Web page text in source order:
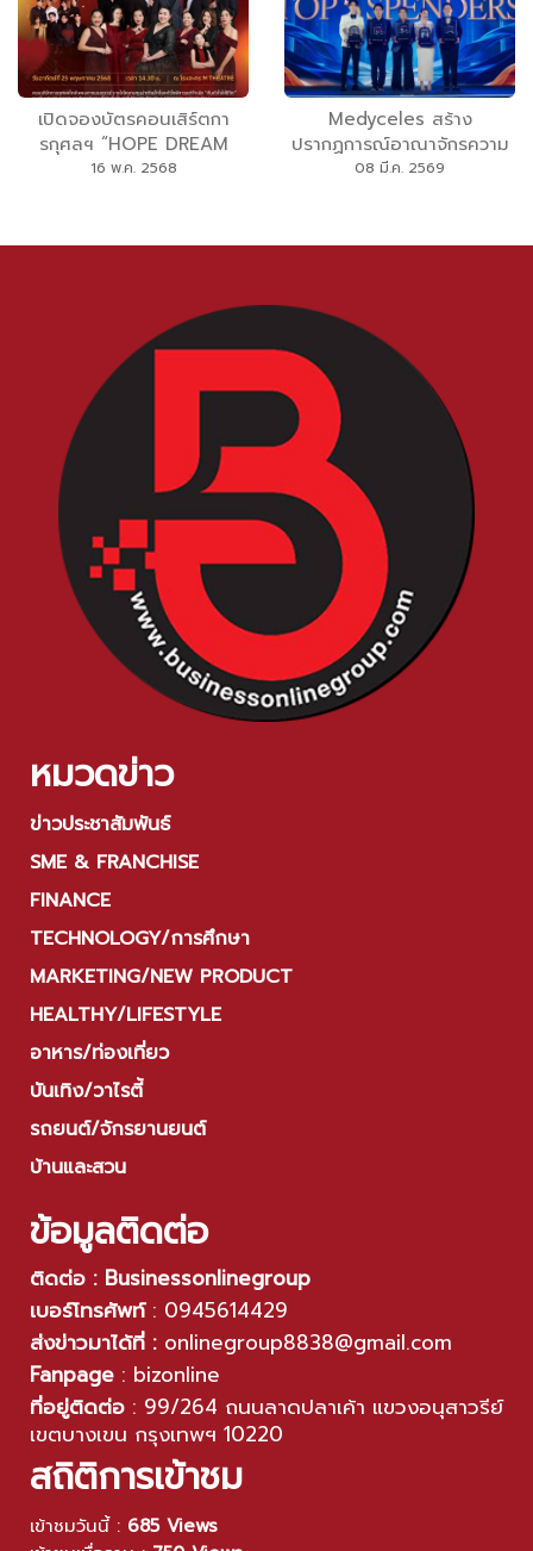
เปิดจองบัตรคอนเสิร์ตกา
รกุศลฯ “HOPE DREAM
LOVE 2025 คืนหัวใจให้ชีวิต”
กำเนิด ฯ
16 พ.ค. 2568
Medyceles สร้าง
ปรากฏการณ์อาณาจักรความ
งามสุดยิ่งใหญ่ ฉลองความ
ชญ์” พรีเซนเตอร์คู่แรกภายใต้
08 มี.ค. 2569
หมวดข่าว
ข่าวประชาสัมพันธ์
SME & FRANCHISE
FINANCE
TECHNOLOGY/การศึกษา
MARKETING/NEW PRODUCT
HEALTHY/LIFESTYLE
อาหาร/ท่องเที่ยว
บันเทิง/วาไรตี้
รถยนต์/จักรยานยนต์
บ้านและสวน
ข้อมูลติดต่อ
ติดต่อ : Businessonlinegroup
เบอร์โทรศัพท์: 0945614429
ส่งข่าวมาได้ที่ : onlinegroup8838@gmail.com
Fanpage : bizonline
ที่อยู่ติดต่อ : 99/264 ถนนลาดปลาเค้า แขวงอนุสาวรีย์
เขตบางเขน กรุงเทพฯ 10220
สถิติการเข้าชม
เข้าชมวันนี้ : 685 Views